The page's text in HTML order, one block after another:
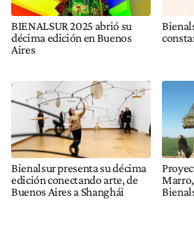
BIENALSUR 2025 abrió su
décima edición en Buenos
Aires
Bienalsur presenta su décima
edición conectando arte, de
Buenos Aires a Shanghái